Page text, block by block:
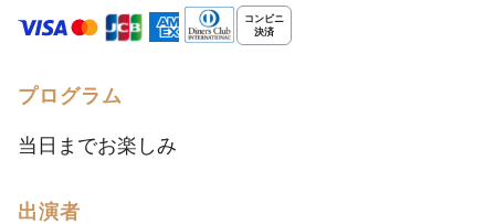
プログラム
当日までお楽しみ
出演者